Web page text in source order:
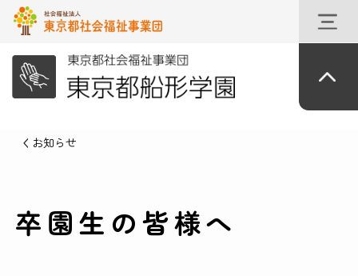
お知らせ
卒園生の皆様へ